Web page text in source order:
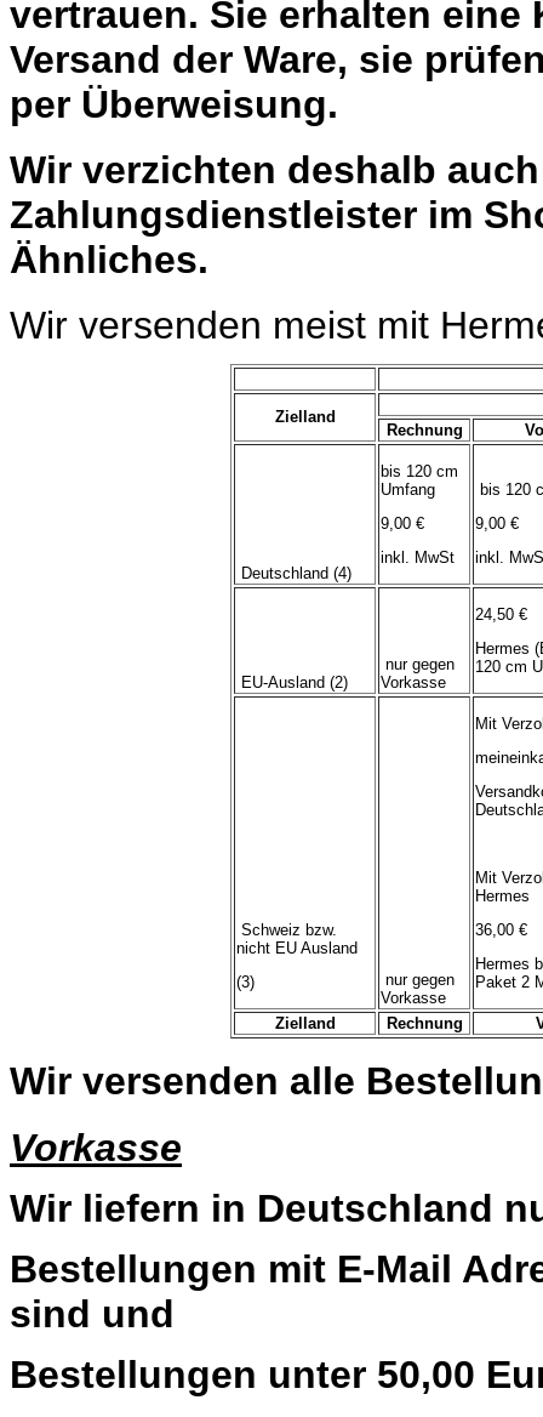
vertrauen. Sie erhalten
Versand der Ware, sie
per Überweisung.
Wir verzichten deshalb
Zahlungsdienstleister im
Ähnliches.
Wir versenden meist mit
Zielland
Rechnung
Zielland Rechnung
Deutschland (4)
bis 120 cm
Umfang
9,00 €
inkl. MwSt
bis 120
9,00 €
inkl.
EU-Ausland (2)
nur gegen
Vorkasse
24,50 €
Hermes
120 cm
Schweiz bzw.
nicht EU Ausland
(3)
nur gegen
Vorkasse
Mit
Mit
Hermes
36,00 €
Hermes
Paket 2
Wir versenden alle
Vorkasse
Wir liefern in Deutschland
Bestellungen mit E-Mail
sind und
Bestellungen unter 50,00